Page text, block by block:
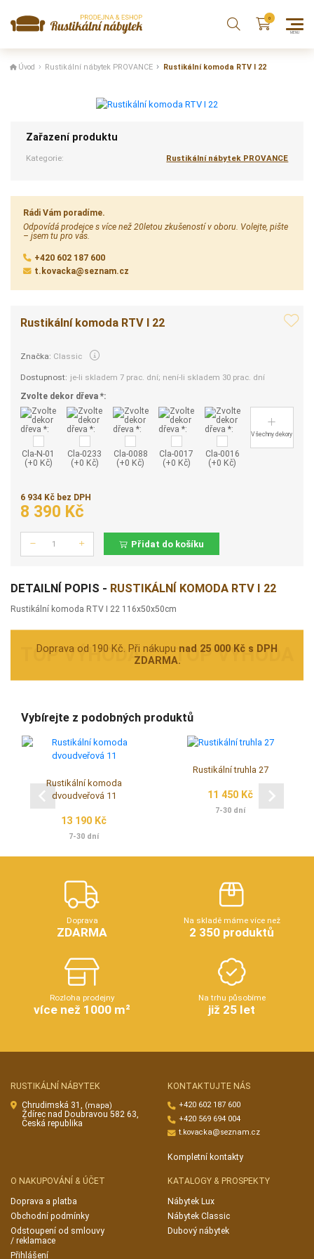
Úvod Rustikální nábytek PROVANCE Rustikální komoda RTV I 22
Zařazení produktu
Kategorie: Rustikální nábytek PROVANCE
Rádi Vám poradíme.
Odpovídá prodejce s více než 20letou zkušeností v oboru. Volejte, pište
– jsem tu pro vás.
+420 602 187 600
t.kovacka@seznam.cz
Rustikální komoda RTV I 22
Značka: Classic
Dostupnost: je-li skladem 7 prac. dní; není-li skladem 30 prac. dní
Zvolte dekor dřeva *:
Cla-N-01
(+0 Kč)
Cla-0233
(+0 Kč)
Cla-0088
(+0 Kč)
Cla-0017
(+0 Kč)
Cla-0016
(+0 Kč)
Všechny dekory
6 934 Kč bez DPH
8 390 Kč
Přidat do košíku
DETAILNÍ POPIS - RUSTIKÁLNÍ KOMODA RTV I 22
Rustikální komoda RTV I 22 116x50x50cm
Doprava od 190 Kč. Při nákupu nad 25 000 Kč s DPH
ZDARMA.
Vybírejte z podobných produktů
Rustikální komoda
dvoudveřová 11
13 190 Kč
7-30 dní
Rustikální truhla 27
11 450 Kč
7-30 dní
Doprava
ZDARMA
Na skladě máme více než
2 350 produktů
Rozloha prodejny
více než 1000 m²
Na trhu působíme
již 25 let
RUSTIKÁLNÍ NÁBYTEK
Chrudimská 31, (mapa)
Ždírec nad Doubravou 582 63,
Česká republika
KONTAKTUJTE NÁS
+420 602 187 600
+420 569 694 004
t.kovacka@seznam.cz
Kompletní kontakty
O NAKUPOVÁNÍ & ÚČET
Doprava a platba
Obchodní podmínky
Odstoupení od smlouvy
/ reklamace
Přihlášení
KATALOGY & PROSPEKTY
Nábytek Lux
Nábytek Classic
Dubový nábytek